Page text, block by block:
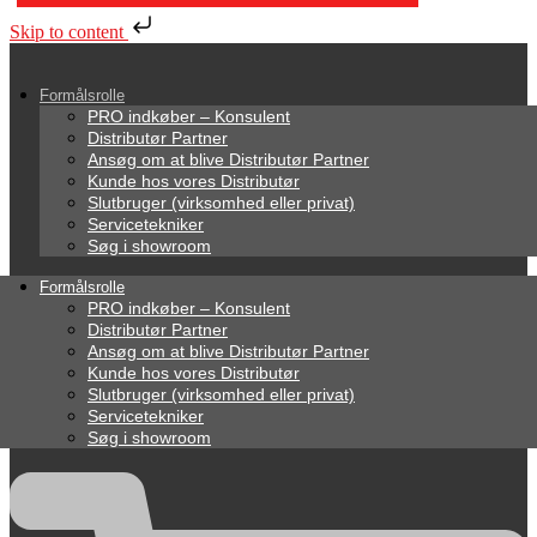
Skip to content
Formålsrolle
PRO indkøber – Konsulent
Distributør Partner
Ansøg om at blive Distributør Partner
Kunde hos vores Distributør
Slutbruger (virksomhed eller privat)
Servicetekniker
Søg i showroom
Formålsrolle
PRO indkøber – Konsulent
Distributør Partner
Ansøg om at blive Distributør Partner
Kunde hos vores Distributør
Slutbruger (virksomhed eller privat)
Servicetekniker
Søg i showroom